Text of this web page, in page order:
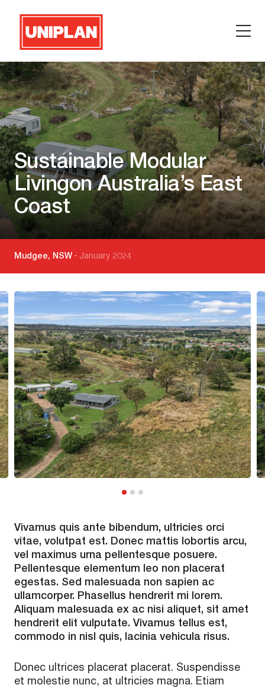
Sustainable Modular
Livingon Australia’s East
Coast
Mudgee, NSW January 2024
Vivamus quis ante bibendum, ultricies orci
vitae, volutpat est. Donec mattis lobortis arcu,
vel maximus urna pellentesque posuere.
Pellentesque elementum leo non placerat
egestas. Sed malesuada non sapien ac
ullamcorper. Phasellus hendrerit mi lorem.
Aliquam malesuada ex ac nisi aliquet, sit amet
hendrerit elit vulputate. Vivamus tellus est,
commodo in nisl quis, lacinia vehicula risus.
Donec ultrices placerat placerat. Suspendisse
et molestie nunc, at ultricies magna. Etiam